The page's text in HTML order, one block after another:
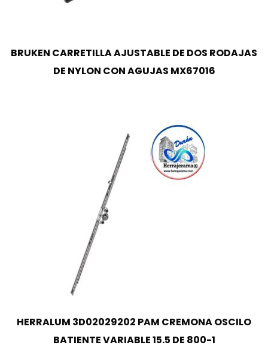
BRUKEN CARRETILLA AJUSTABLE DE DOS RODAJAS
DE NYLON CON AGUJAS MX67016
HERRALUM 3D02029202 PAM CREMONA OSCILO
BATIENTE VARIABLE 15.5 DE 800-1